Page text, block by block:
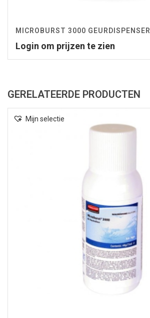
MICROBURST 3000 GEURDISPENSER
Login om prijzen te zien
GERELATEERDE PRODUCTEN
Mijn selectie